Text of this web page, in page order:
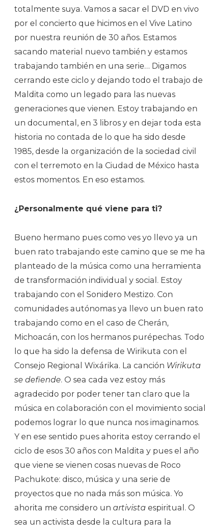
totalmente suya. Vamos a sacar el DVD en vivo
por el concierto que hicimos en el Vive Latino
por nuestra reunión de 30 años. Estamos
sacando material nuevo también y estamos
trabajando también en una serie… Digamos
cerrando este ciclo y dejando todo el trabajo de
Maldita como un legado para las nuevas
generaciones que vienen. Estoy trabajando en
un documental, en 3 libros y en dejar toda esta
historia no contada de lo que ha sido desde
1985, desde la organización de la sociedad civil
con el terremoto en la Ciudad de México hasta
estos momentos. En eso estamos.
¿Personalmente qué viene para ti?
Bueno hermano pues como ves yo llevo ya un
buen rato trabajando este camino que se me ha
planteado de la música como una herramienta
de transformación individual y social. Estoy
trabajando con el Sonidero Mestizo. Con
comunidades autónomas ya llevo un buen rato
trabajando como en el caso de Cherán,
Michoacán, con los hermanos purépechas. Todo
lo que ha sido la defensa de Wirikuta con el
Consejo Regional Wixárika. La canción Wirikuta
se defiende. O sea cada vez estoy más
agradecido por poder tener tan claro que la
música en colaboración con el movimiento social
podemos lograr lo que nunca nos imaginamos.
Y en ese sentido pues ahorita estoy cerrando el
ciclo de esos 30 años con Maldita y pues el año
que viene se vienen cosas nuevas de Roco
Pachukote: disco, música y una serie de
proyectos que no nada más son música. Yo
ahorita me considero un artivista espiritual. O
sea un activista desde la cultura para la